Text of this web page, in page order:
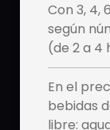
Con 3, 4,
según
(de 2 a 4
En el
bebidas
libre: